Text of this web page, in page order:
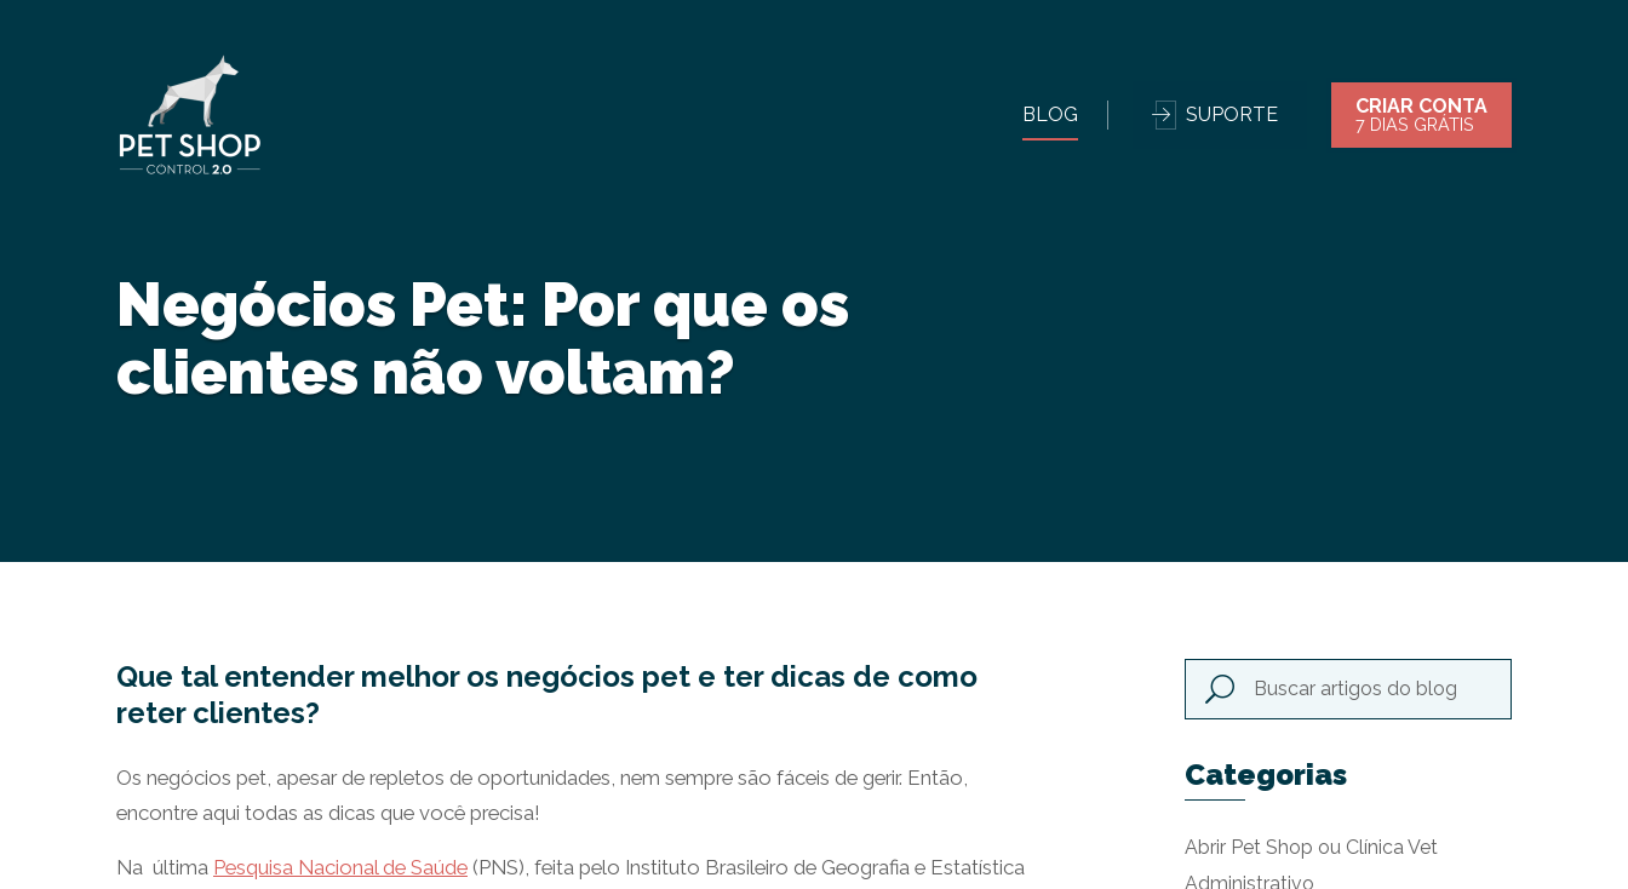
BLOG SUPORTE CRIAR CONTA
7 DIAS GRÁTIS
Negócios Pet: Por que os
clientes não voltam?
Que tal entender melhor os negócios pet e ter dicas de como
reter clientes?
Os negócios pet, apesar de repletos de oportunidades, nem sempre são fáceis de gerir. Então,
encontre aqui todas as dicas que você precisa!
Na última Pesquisa Nacional de Saúde (PNS), feita pelo Instituto Brasileiro de Geografia e Estatística
Categorias
Abrir Pet Shop ou Clínica Vet
Administrativo